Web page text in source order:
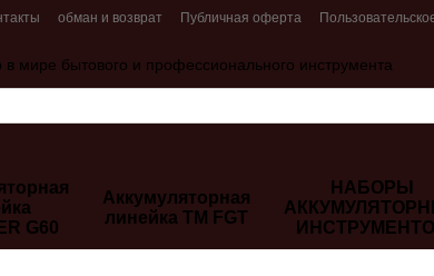
обман и возврат Публичная оферта
мире бытового и профессионального инструмента
G60
Аккумуляторная
линейка ТМ FGT
НАБОРЫ